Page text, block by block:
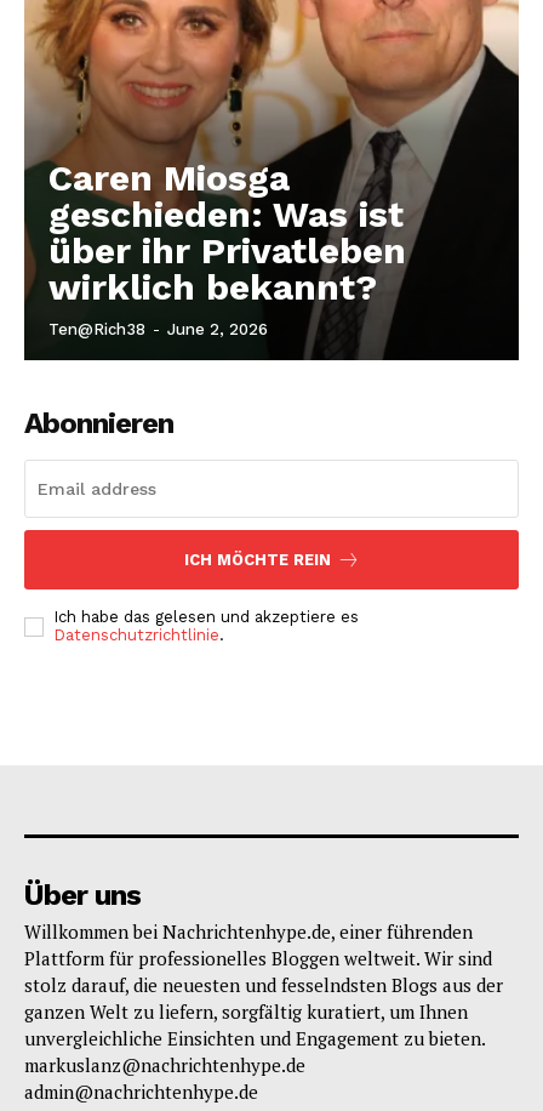
Caren Miosga
geschieden: Was ist
über ihr Privatleben
wirklich bekannt?
Ten@rich38 - June 2, 2026
Abonnieren
ICH MÖCHTE REIN
Ich habe das gelesen und akzeptiere es
Datenschutzrichtlinie.
Über uns
Willkommen bei Nachrichtenhype.de, einer führenden
Plattform für professionelles Bloggen weltweit. Wir sind
stolz darauf, die neuesten und fesselndsten Blogs aus der
ganzen Welt zu liefern, sorgfältig kuratiert, um Ihnen
unvergleichliche Einsichten und Engagement zu bieten.
markuslanz@nachrichtenhype.de
admin@nachrichtenhype.de